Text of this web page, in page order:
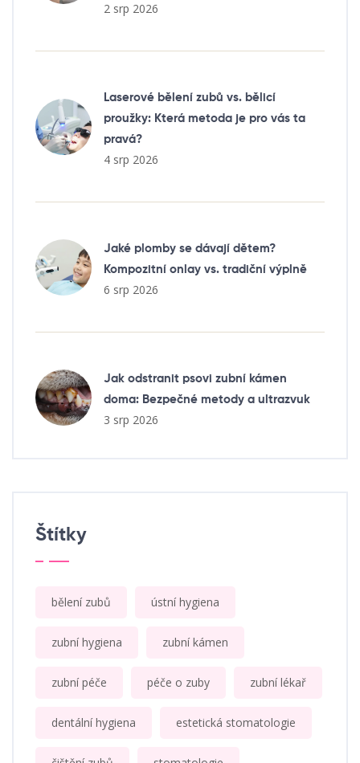
2 srp 2026
Laserové bělení zubů vs. bělicí
proužky: Která metoda je pro vás ta
pravá?
4 srp 2026
Jaké plomby se dávají dětem?
Kompozitní onlay vs. tradiční výplně
6 srp 2026
Jak odstranit psovi zubní kámen
doma: Bezpečné metody a ultrazvuk
3 srp 2026
Štítky
bělení zubů ústní hygiena
zubní hygiena zubní kámen
zubní péče péče o zuby zubní lékař
dentální hygiena estetická stomatologie